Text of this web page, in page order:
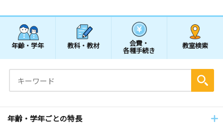
年齢・学年 教科・教材 会費・
各種手続き
教室検索
年齢・学年ごとの特長